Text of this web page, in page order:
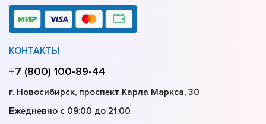
КОНТАКТЫ
+7 (800) 100-89-44
г. Новосибирск, проспект Карла Маркса, 30
Ежедневно с 09:00 до 21:00